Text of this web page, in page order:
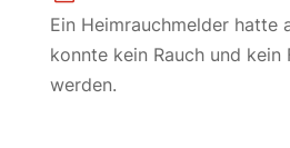
Ein Heimrauchmelder hatte
konnte kein Rauch und kein
werden.